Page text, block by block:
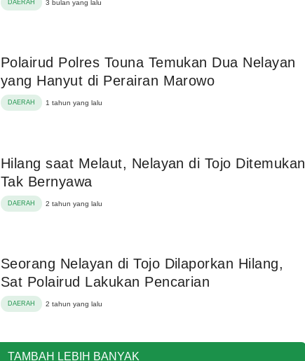
DAERAH 3 bulan yang lalu
Polairud Polres Touna Temukan Dua Nelayan
yang Hanyut di Perairan Marowo
DAERAH 1 tahun yang lalu
Hilang saat Melaut, Nelayan di Tojo Ditemukan
Tak Bernyawa
DAERAH 2 tahun yang lalu
Seorang Nelayan di Tojo Dilaporkan Hilang,
Sat Polairud Lakukan Pencarian
DAERAH 2 tahun yang lalu
TAMBAH LEBIH BANYAK